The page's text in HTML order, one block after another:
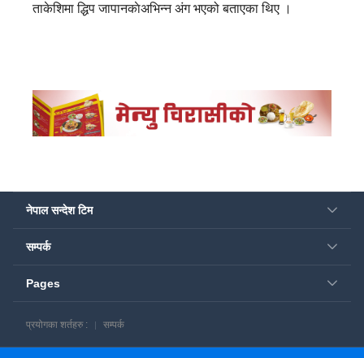
ताकेशिमा द्धिप जापानकाेअभिन्न अंग भएको बताएका थिए ।
नेपाल सन्देश टिम
सम्पर्क
Pages
प्रयोगका शर्तहरु : सम्पर्क